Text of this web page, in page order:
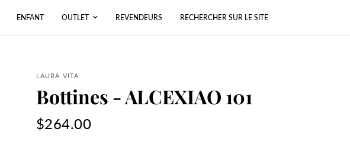
ENFANT OUTLET REVENDEURS RECHERCHER SUR LE SITE
LAURA VITA
Bottines - ALCEXIAO 101
$264.00